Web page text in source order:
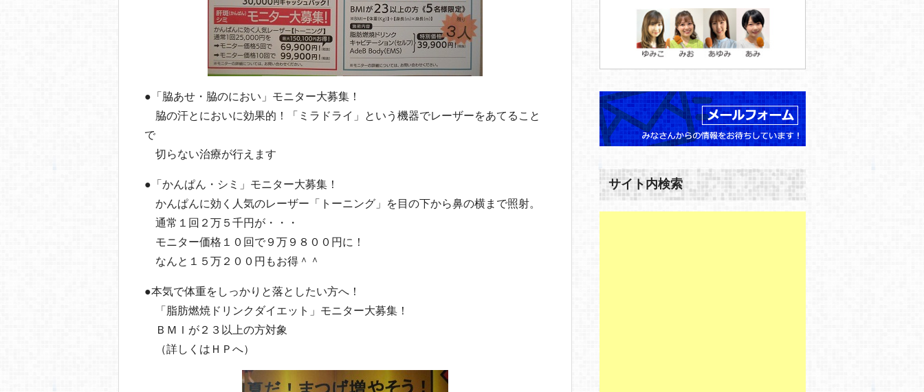
●「脇あせ・脇のにおい」モニター大募集！
脇の汗とにおいに効果的！「ミラドライ」という機器でレーザーをあてること
で
切らない治療が行えます
●「かんぱん・シミ」モニター大募集！
かんぱんに効く人気のレーザー「トーニング」を目の下から鼻の横まで照射。
通常１回２万５千円が・・・
モニター価格１０回で９万９８００円に！
なんと１５万２００円もお得＾＾
●本気で体重をしっかりと落としたい方へ！
「脂肪燃焼ドリンクダイエット」モニター大募集！
ＢＭＩが２３以上の方対象
（詳しくはＨＰへ）
サイト内検索